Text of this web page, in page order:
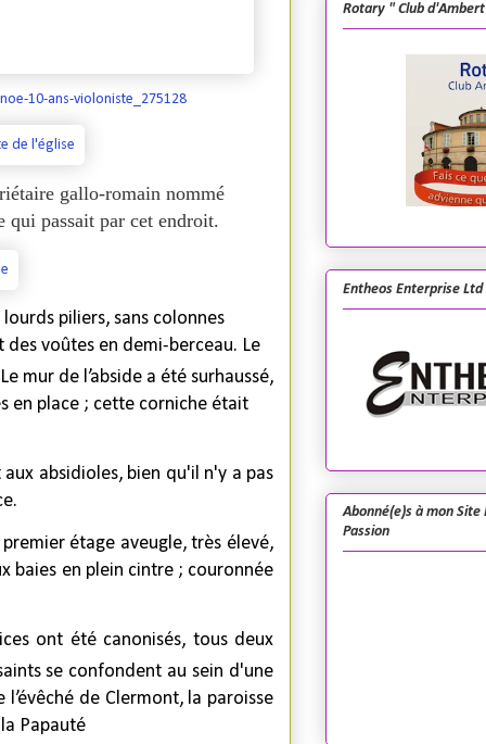
10-ans-violoniste_275128
gallo-romain nommé
passait par cet endroit.
piliers, sans colonnes
voûtes en demi-berceau. Le
mur de l’abside a été surhaussé,
en place ; cette corniche était
absidioles, bien qu'il n'y a pas
étage aveugle, très élevé,
baies en plein cintre ; couronnée
ont été canonisés, tous deux
se confondent au sein d'une
de Clermont, la paroisse
Papauté
Rotary " Club
Entheos Enterprise Ltd
Abonné(e)s à mon
Passion